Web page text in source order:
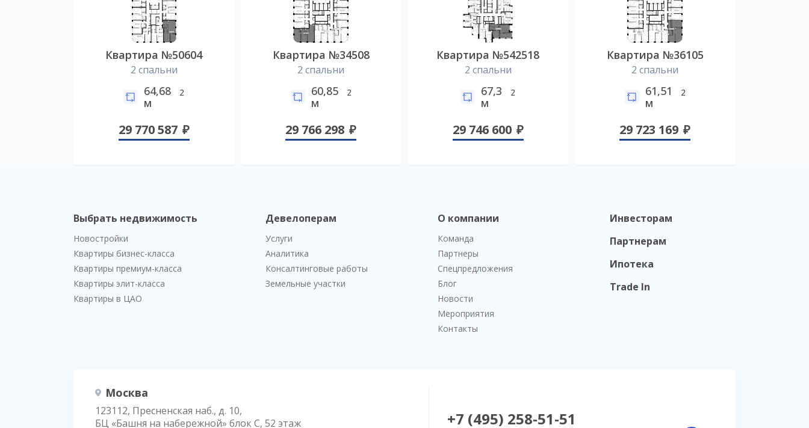
Квартира №50604
2 спальни
64,68
м
2
29 770 587
Квартира №34508
2 спальни
60,85
м
2
29 766 298
Квартира №542518
2 спальни
67,3
м
2
29 746 600
Квартира №36105
2 спальни
61,51
м
2
29 723 169
Выбрать недвижимость
Новостройки
Квартиры бизнес-класса
Квартиры премиум-класса
Квартиры элит-класса
Квартиры в ЦАО
Девелоперам
Услуги
Аналитика
Консалтинговые работы
Земельные участки
О компании
Команда
Партнеры
Спецпредложения
Блог
Новости
Мероприятия
Контакты
Инвесторам
Партнерам
Ипотека
Trade In
Москва
123112, Пресненская наб., д. 10,
БЦ «Башня на набережной» блок С, 52 этаж
+7 (495) 258-51-51